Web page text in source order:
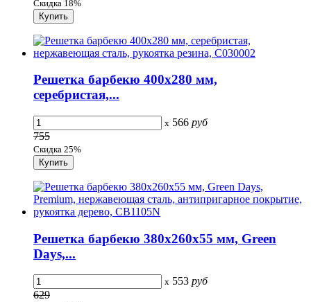
Скидка 18%
Решетка барбекю 400х280 мм,
серебристая,...
x 566 руб
755
Скидка 25%
Решетка барбекю 380х260х55 мм, Green
Days,...
x 553 руб
629